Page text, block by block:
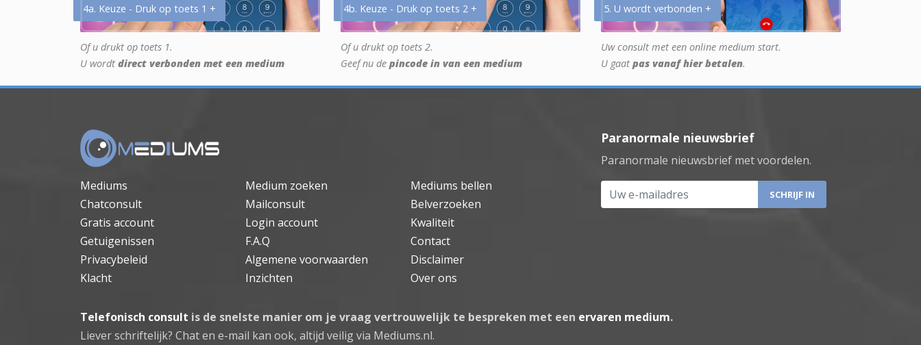
4a. Keuze - Druk op toets 1 +
Of u drukt op toets 1.
U wordt direct verbonden met een medium
4b. Keuze - Druk op toets 2 +
Of u drukt op toets 2.
Geef nu de pincode in van een medium
5. U wordt verbonden +
Uw consult met een online medium start.
U gaat pas vanaf hier betalen.
Mediums Medium zoeken
Mediums bellen
Chatconsult
Mailconsult
Belverzoeken
Gratis account
Login account
Kwaliteit
Getuigenissen
F.A.Q
Contact
Privacybeleid
Algemene voorwaarden
Disclaimer
Klacht
Inzichten Over ons
Paranormale nieuwsbrief
Paranormale nieuwsbrief met voordelen.
Uw e-mailadres
Telefonisch consult is de snelste manier om je vraag vertrouwelijk te bespreken met een ervaren medium.
Liever schriftelijk? Chat en e-mail kan ook, altijd veilig via Mediums.nl.